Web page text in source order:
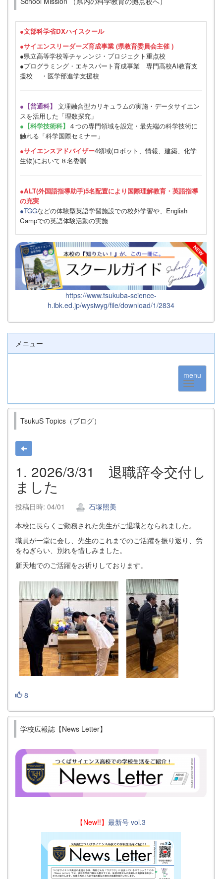
●文部科学省DXハイスクール
●サイエンスリーダーズ育成事業 (県教育委員会主催 )
●県立高等学校等チャレンジ・プロジェクト重点校
●プログラミング・エキスパート育成事業 専門高校AI教育支
援校 ・医学部進学支援校
●【普通科】 文理融合型カリキュラムの実施・データサイエン
スを活用した「理数探究」
●【科学技術科】 ４つの専門領域を設定・最先端の科学技術に
触れる「科学国際セミナー」
●サイエンスアドバイザー4領域(ロボット、情報、建築、化学
生物)において８名委嘱
●ALT(外国語指導助手)5名配置により国際理解教育・英語指導
の充実
●TGGなどの体験型英語学習施設での校外学習や、English
Campでの英語体験活動の実施
https://www.tsukuba-science-
h.ibk.ed.jp/wysiwyg/file/download/1/2834
メニュー
menu
TsukuS Topics（ブログ）
1. 2026/3/31 退職辞令交付し
ました
投稿日時: 04/01
石塚照美
本校に長らくご勤務された先生がご退職となられました。
職員が一堂に会し、先生のこれまでのご活躍を振り返り、労
をねぎらい、別れを惜しみました。
新天地でのご活躍をお祈りしております。
8
学校広報誌【News Letter】
【New!!】 最新号 vol.3